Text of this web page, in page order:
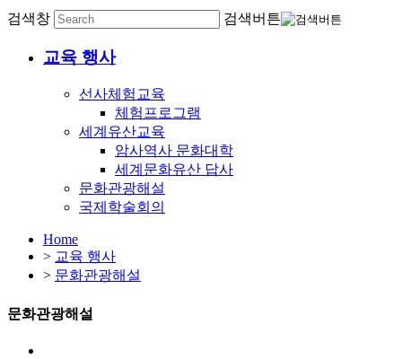
검색창 검색버튼
교육 행사
선사체험교육
체험프로그램
세계유산교육
암사역사 문화대학
세계문화유산 답사
문화관광해설
국제학술회의
Home
> 교육 행사
> 문화관광해설
문화관광해설